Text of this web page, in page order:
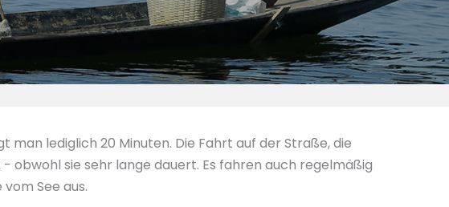
lediglich 20 Minuten. Die Fahrt auf der Straße, die
obwohl sie sehr lange dauert. Es fahren auch regelmäßig
See aus.